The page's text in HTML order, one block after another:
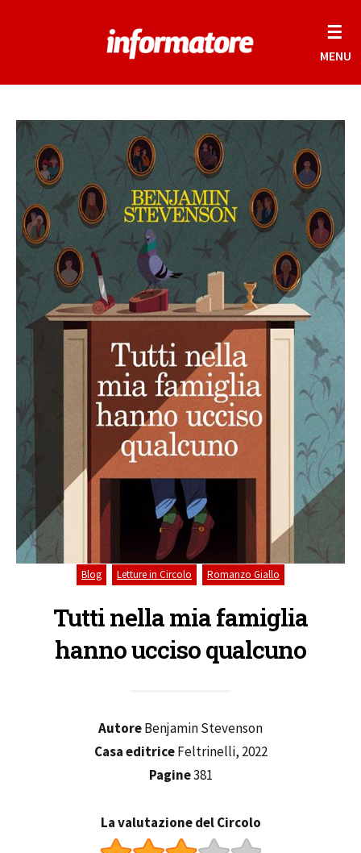
☰
MENU
Blog Letture in Circolo Romanzo Giallo
Tutti nella mia famiglia
hanno ucciso qualcuno
AutoreBenjamin Stevenson
Casa editriceFeltrinelli, 2022
Pagine381
La valutazione del Circolo